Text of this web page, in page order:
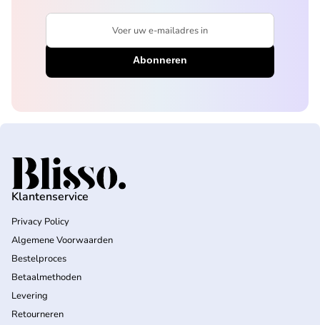
Voer uw e-mailadres in
Home
Klantenservice
Privacy Policy
Algemene Voorwaarden
Bestelproces
Betaalmethoden
Levering
Retourneren